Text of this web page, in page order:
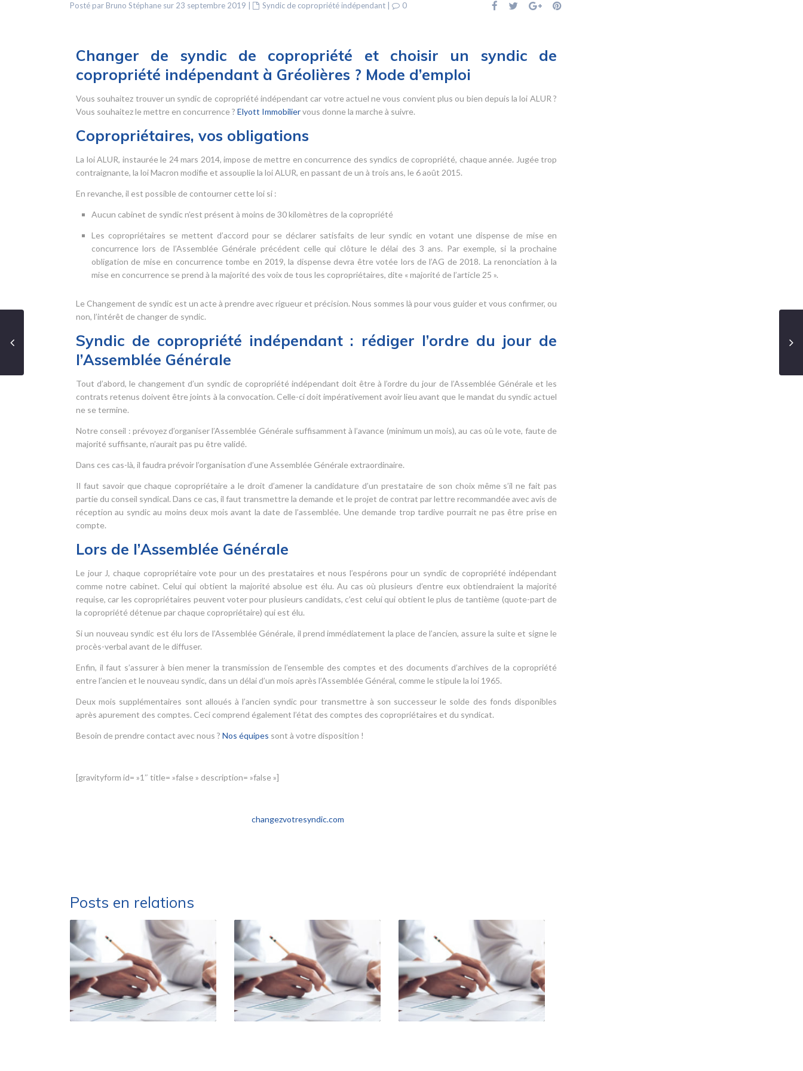
Posté par Bruno Stéphane sur 23 septembre 2019 Syndic de copropriété indépendant 0
Changer de syndic de copropriété et choisir un syndic de
copropriété indépendant à Gréolières ? Mode d’emploi
Vous souhaitez trouver un syndic de copropriété indépendant car votre actuel ne vous convient plus ou bien depuis la loi ALUR ?
Vous souhaitez le mettre en concurrence ? Elyott Immobiliervous donne la marche à suivre.
Copropriétaires, vos obligations
La loi ALUR, instaurée le 24 mars 2014, impose de mettre en concurrence des syndics de copropriété, chaque année. Jugée trop
contraignante, la loi Macron modifie et assouplie la loi ALUR, en passant de un à trois ans, le 6 août 2015.
En revanche, il est possible de contourner cette loi si :
Aucun cabinet de syndic n’est présent à moins de 30 kilomètres de la copropriété
Les copropriétaires se mettent d’accord pour se déclarer satisfaits de leur syndic en votant une dispense de mise en
concurrence lors de l’Assemblée Générale précédent celle qui clôture le délai des 3 ans. Par exemple, si la prochaine
obligation de mise en concurrence tombe en 2019, la dispense devra être votée lors de l’AG de 2018. La renonciation à la
mise en concurrence se prend à la majorité des voix de tous les copropriétaires, dite « majorité de l’article 25 ».
Le Changement de syndic est un acte à prendre avec rigueur et précision. Nous sommes là pour vous guider et vous confirmer, ou
non, l’intérêt de changer de syndic.
Syndic de copropriété indépendant : rédiger l’ordre du jour de
l’Assemblée Générale
Tout d’abord, le changement d’un syndic de copropriété indépendant doit être à l’ordre du jour de l’Assemblée Générale et les
contrats retenus doivent être joints à la convocation. Celle-ci doit impérativement avoir lieu avant que le mandat du syndic actuel
ne se termine.
Notre conseil : prévoyez d’organiser l’Assemblée Générale suffisamment à l’avance (minimum un mois), au cas où le vote, faute de
majorité suffisante, n’aurait pas pu être validé.
Dans ces cas-là, il faudra prévoir l’organisation d’une Assemblée Générale extraordinaire.
Il faut savoir que chaque copropriétaire a le droit d’amener la candidature d’un prestataire de son choix même s’il ne fait pas
partie du conseil syndical. Dans ce cas, il faut transmettre la demande et le projet de contrat par lettre recommandée avec avis de
réception au syndic au moins deux mois avant la date de l’assemblée. Une demande trop tardive pourrait ne pas être prise en
compte.
Lors de l’Assemblée Générale
Le jour J, chaque copropriétaire vote pour un des prestataires et nous l’espérons pour un syndic de copropriété indépendant
comme notre cabinet. Celui qui obtient la majorité absolue est élu. Au cas où plusieurs d’entre eux obtiendraient la majorité
requise, car les copropriétaires peuvent voter pour plusieurs candidats, c’est celui qui obtient le plus de tantième (quote-part de
la copropriété détenue par chaque copropriétaire) qui est élu.
Si un nouveau syndic est élu lors de l’Assemblée Générale, il prend immédiatement la place de l’ancien, assure la suite et signe le
procès-verbal avant de le diffuser.
Enfin, il faut s’assurer à bien mener la transmission de l’ensemble des comptes et des documents d’archives de la copropriété
entre l’ancien et le nouveau syndic, dans un délai d’un mois après l’Assemblée Général, comme le stipule la loi 1965.
Deux mois supplémentaires sont alloués à l’ancien syndic pour transmettre à son successeur le solde des fonds disponibles
après apurement des comptes. Ceci comprend également l’état des comptes des copropriétaires et du syndicat.
Besoin de prendre contact avec nous ? Nos équipes sont à votre disposition !
[gravityform id= »1″ title= »false » description= »false »]
changezvotresyndic.com
Posts en relations